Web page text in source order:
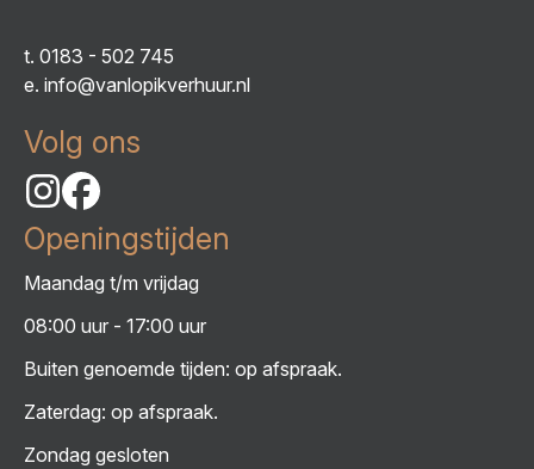
t. 0183 - 502 745
e. info@vanlopikverhuur.nl
Volg ons
Openingstijden
Maandag t/m vrijdag
08:00 uur - 17:00 uur
Buiten genoemde tijden: op afspraak.
Zaterdag: op afspraak.
Zondag gesloten